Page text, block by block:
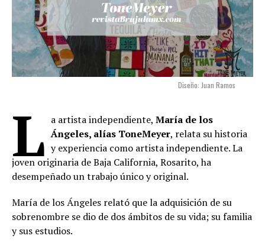
Diseño: Juan Ramos
L a artista independiente, María de los
Ángeles, alías ToneMeyer, relata su historia
y experiencia como artista independiente. La
joven originaria de Baja California, Rosarito, ha
desempeñado un trabajo único y original.
María de los Ángeles relató que la adquisición de su
sobrenombre se dio de dos ámbitos de su vida; su familia
y sus estudios.